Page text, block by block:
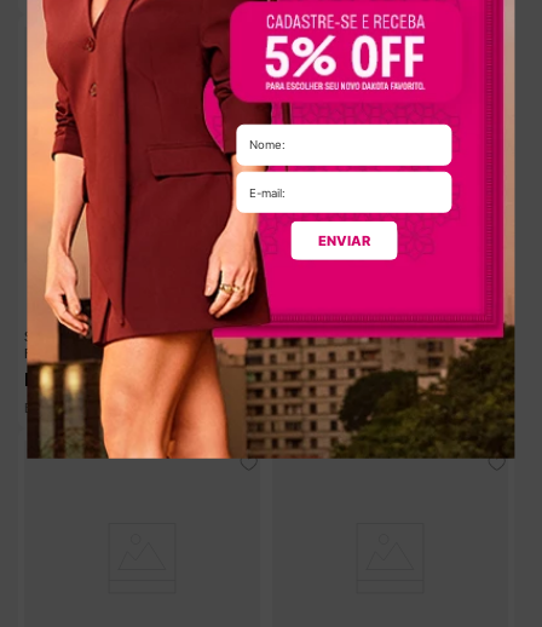
ENVIAR
Sandália Dakota de Salto Bloco
Feminina Verde
R$
179 90
Em até 6x 29, sem juros
6%
Bota Dakota Salto Bloco Feminina
Preta
R$ 349 90 R$
90
Em até10 xR$ sem juros